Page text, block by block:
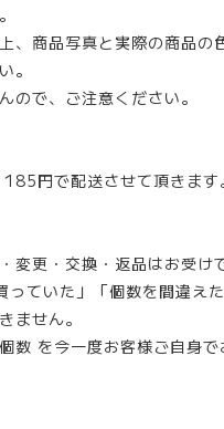
、商品写真と実際の商品の
。
ので、ご注意ください。
円で配送させて頂きます
更・交換・返品はお受け
ていた」「個数を間違え
ません。
数 を今一度お客様ご自身